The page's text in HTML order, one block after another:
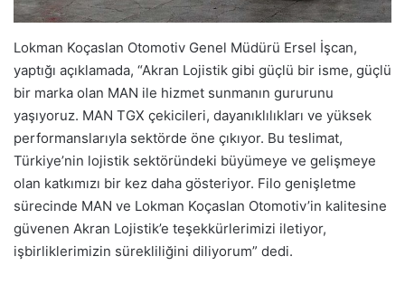
Lokman Koçaslan Otomotiv Genel Müdürü Ersel İşcan,
yaptığı açıklamada, “Akran Lojistik gibi güçlü bir isme, güçlü
bir marka olan MAN ile hizmet sunmanın gururunu
yaşıyoruz. MAN TGX çekicileri, dayanıklılıkları ve yüksek
performanslarıyla sektörde öne çıkıyor. Bu teslimat,
Türkiye’nin lojistik sektöründeki büyümeye ve gelişmeye
olan katkımızı bir kez daha gösteriyor. Filo genişletme
sürecinde MAN ve Lokman Koçaslan Otomotiv’in kalitesine
güvenen Akran Lojistik’e teşekkürlerimizi iletiyor,
işbirliklerimizin sürekliliğini diliyorum” dedi.